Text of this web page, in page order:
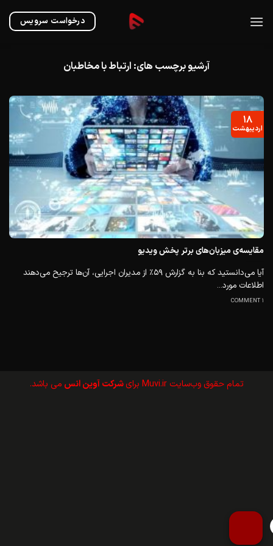
درخواست سرویس
آرشیو برچسب های: ارتباط با مخاطبان
مقایسه‌ی میزبان‌های برتر پخش ویدیو
آیا می‌دانستید که بنا به گزارش ۵۹٪ از مدیران اجرایی، آن‌ها ترجیح می‌دهند
اطلاعات مورد...
1 COMMENT
۱۸
اردیبهشت
تمام حقوق وب‌سايت Muvi.ir برای شرکت آوین انس می باشد.